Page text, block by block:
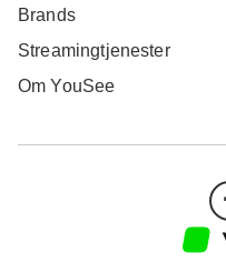
Brands
Streamingtjenester
Om YouSee